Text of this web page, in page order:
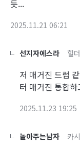
듯...
2025.11.21 06:21
선지자에스라 힐더
저 매거진 드럼
터 매거진 통합
2025.11.23 19:25
놀아주는남자 카